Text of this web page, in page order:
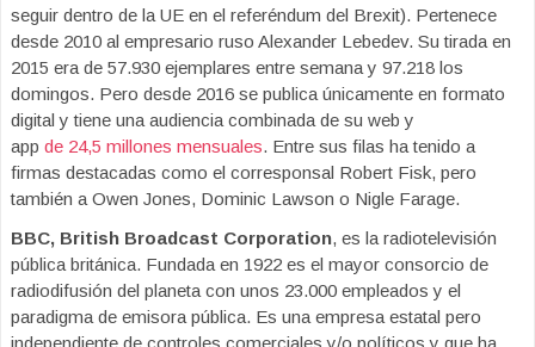
seguir dentro de la UE en el referéndum del Brexit). Pertenece
desde 2010 al empresario ruso Alexander Lebedev. Su tirada en
2015 era de 57.930 ejemplares entre semana y 97.218 los
domingos. Pero desde 2016 se publica únicamente en formato
digital y tiene una audiencia combinada de su web y
app de 24,5 millones mensuales. Entre sus filas ha tenido a
firmas destacadas como el corresponsal Robert Fisk, pero
también a Owen Jones, Dominic Lawson o Nigle Farage.
BBC, British Broadcast Corporation, es la radiotelevisión
pública británica. Fundada en 1922 es el mayor consorcio de
radiodifusión del planeta con unos 23.000 empleados y el
paradigma de emisora pública. Es una empresa estatal pero
independiente de controles comerciales y/o políticos y que ha